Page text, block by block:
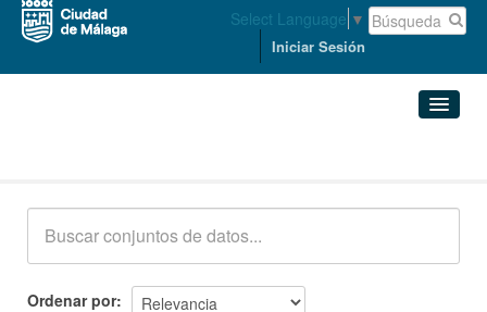
Select Language ▼
Iniciar Sesión
Ordenar por